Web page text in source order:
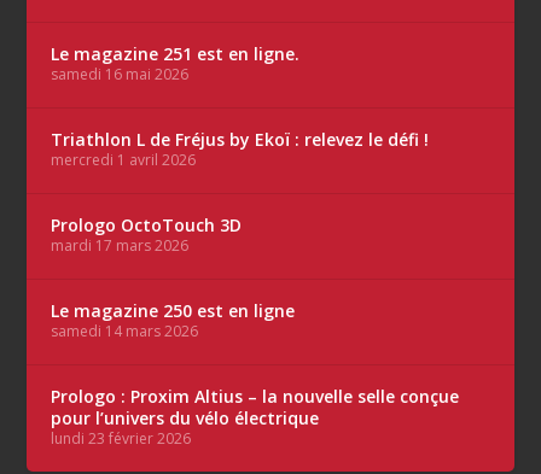
Le magazine 251 est en ligne.
samedi 16 mai 2026
Triathlon L de Fréjus by Ekoï : relevez le défi !
mercredi 1 avril 2026
Prologo OctoTouch 3D
mardi 17 mars 2026
Le magazine 250 est en ligne
samedi 14 mars 2026
Prologo : Proxim Altius – la nouvelle selle conçue
pour l’univers du vélo électrique
lundi 23 février 2026